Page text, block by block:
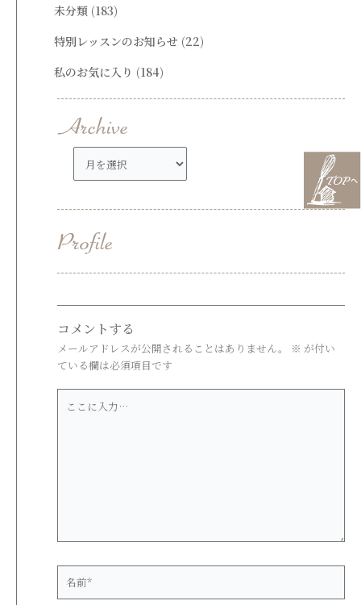
未分類 (183)
特別レッスンのお知らせ (22)
私のお気に入り (184)
カ
ブ
コメントする
メールアドレスが公開されることはありません。 ※ が付い
ている欄は必須項目です
前